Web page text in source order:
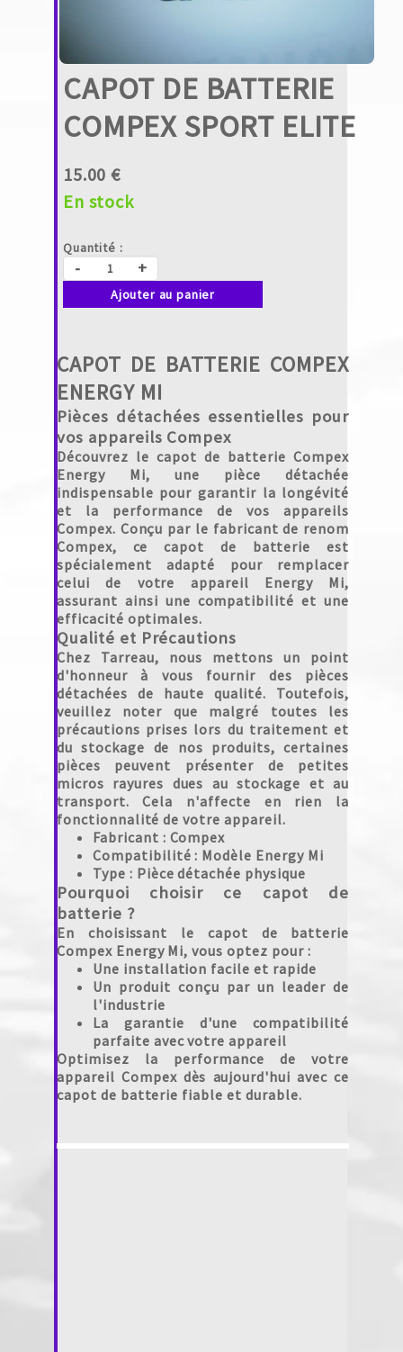
CAPOT DE BATTERIE
COMPEX SPORT ELITE
15.00 €
En stock
Quantité :
- +
Ajouter au panier
CAPOT DE BATTERIE COMPEX
ENERGY MI
Pièces détachées essentielles pour
vos appareils Compex
Découvrez le capot de batterie Compex
Energy Mi, une pièce détachée
indispensable pour garantir la longévité
et la performance de vos appareils
Compex. Conçu par le fabricant de renom
Compex, ce capot de batterie est
spécialement adapté pour remplacer
celui de votre appareil Energy Mi,
assurant ainsi une compatibilité et une
efficacité optimales.
Qualité et Précautions
Chez Tarreau, nous mettons un point
d'honneur à vous fournir des pièces
détachées de haute qualité. Toutefois,
veuillez noter que malgré toutes les
précautions prises lors du traitement et
du stockage de nos produits, certaines
pièces peuvent présenter de petites
micros rayures dues au stockage et au
transport. Cela n'affecte en rien la
fonctionnalité de votre appareil.
Fabricant : Compex
Compatibilité : Modèle Energy Mi
Type : Pièce détachée physique
Pourquoi choisir ce capot de
batterie ?
En choisissant le capot de batterie
Compex Energy Mi, vous optez pour :
Une installation facile et rapide
Un produit conçu par un leader de
l'industrie
La garantie d'une compatibilité
parfaite avec votre appareil
Optimisez la performance de votre
appareil Compex dès aujourd'hui avec ce
capot de batterie fiable et durable.